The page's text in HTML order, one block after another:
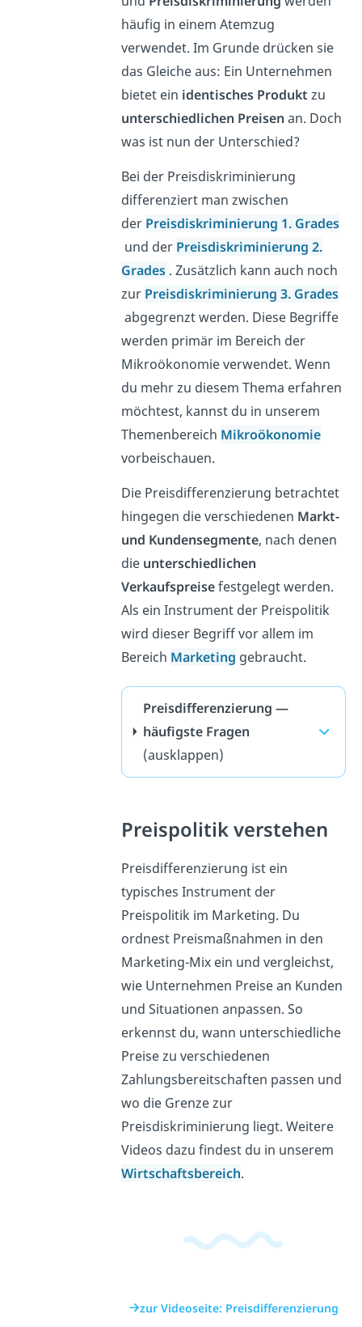
häufig in einem Atemzug
verwendet. Im Grunde drücken sie
das Gleiche aus: Ein Unternehmen
bietet ein identisches Produkt zu
unterschiedlichen Preisen an. Doch
was ist nun der Unterschied?
Bei der Preisdiskriminierung
differenziert man zwischen
der Preisdiskriminierung 1. Grades
und der Preisdiskriminierung 2.
Grades . Zusätzlich kann auch noch
zur Preisdiskriminierung 3. Grades
abgegrenzt werden. Diese Begriffe
werden primär im Bereich der
Mikroökonomie verwendet. Wenn
du mehr zu diesem Thema erfahren
möchtest, kannst du in unserem
Themenbereich Mikroökonomie
vorbeischauen.
Die Preisdifferenzierung betrachtet
hingegen die verschiedenen Markt-
und Kundensegmente, nach denen
die unterschiedlichen
Verkaufspreisefestgelegt werden.
Als ein Instrument der Preispolitik
wird dieser Begriff vor allem im
Bereich Marketing gebraucht.
Preisdifferenzierung —
häufigste Fragen
(ausklappen)
Preispolitik verstehen
Preisdifferenzierung ist ein
typisches Instrument der
Preispolitik im Marketing. Du
ordnest Preismaßnahmen in den
Marketing-Mix ein und vergleichst,
wie Unternehmen Preise an Kunden
und Situationen anpassen. So
erkennst du, wann unterschiedliche
Preise zu verschiedenen
Zahlungsbereitschaften passen und
wo die Grenze zur
Preisdiskriminierung liegt. Weitere
Videos dazu findest du in unserem
Wirtschaftsbereich.
zur Videoseite: Preisdifferenzierung